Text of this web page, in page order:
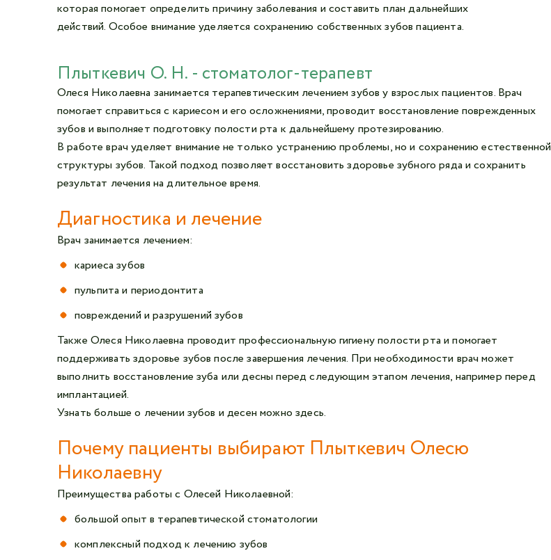
которая помогает определить причину заболевания и составить план дальнейших
действий. Особое внимание уделяется сохранению собственных зубов пациента.
Плыткевич О. Н. - стоматолог-терапевт
Олеся Николаевна занимается терапевтическим лечением зубов у взрослых пациентов. Врач
помогает справиться с кариесом и его осложнениями, проводит восстановление поврежденных
зубов и выполняет подготовку полости рта к дальнейшему протезированию.
В работе врач уделяет внимание не только устранению проблемы, но и сохранению естественной
структуры зубов. Такой подход позволяет восстановить здоровье зубного ряда и сохранить
результат лечения на длительное время.
Диагностика и лечение
Врач занимается лечением:
кариеса зубов
пульпита и периодонтита
повреждений и разрушений зубов
Также Олеся Николаевна проводит профессиональную гигиену полости рта и помогает
поддерживать здоровье зубов после завершения лечения. При необходимости врач может
выполнить восстановление зуба или десны перед следующим этапом лечения, например перед
имплантацией.
Узнать больше о лечении зубов и десен можно здесь.
Почему пациенты выбирают Плыткевич Олесю
Николаевну
Преимущества работы с Олесей Николаевной:
большой опыт в терапевтической стоматологии
комплексный подход к лечению зубов